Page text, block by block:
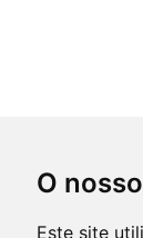
O
Este site